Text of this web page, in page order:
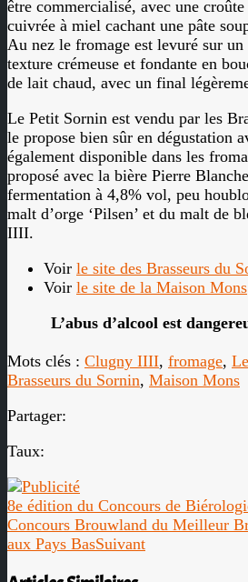
être commercialisé, avec une
cuivrée à miel cachant une pâte
Au nez le fromage est levuré sur
texture crémeuse et fondante en
de lait chaud, avec un final
Le Petit Sornin est vendu par les
le propose bien sûr en dégustation
également disponible dans les
proposé avec la bière Pierre
fermentation à 4,8% vol, peu
malt d’orge ‘Pilsen’ et du malt de
IIII.
Voir le site des Brasseurs du
Voir le site de la Maison Mons
L’abus d’alcool est
Mots clés : Clugny IIII, fromage,
Brasseurs du Sornin, Maison Mons
Partager:
Taux:
8e édition du Concours de
Concours Brouwland du Meilleur
aux Pays BasSuivant